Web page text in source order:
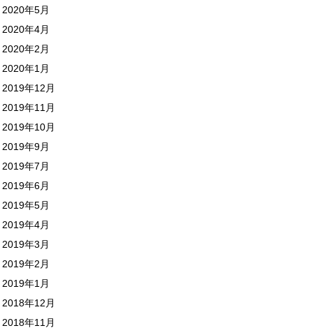
2020年5月
2020年4月
2020年2月
2020年1月
2019年12月
2019年11月
2019年10月
2019年9月
2019年7月
2019年6月
2019年5月
2019年4月
2019年3月
2019年2月
2019年1月
2018年12月
2018年11月